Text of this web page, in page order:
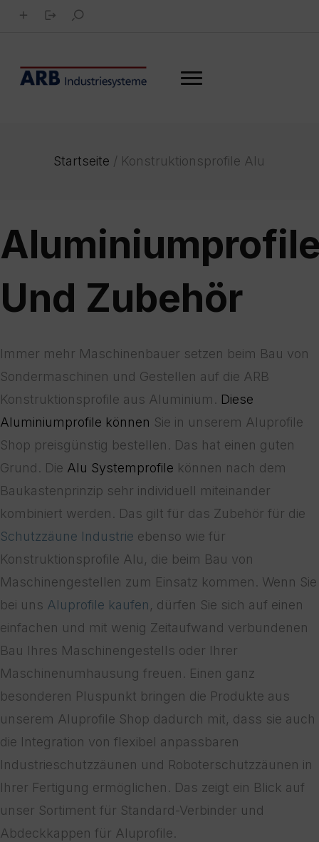
Startseite / Konstruktionsprofile Alu
Und Zubehör
Immer mehr Maschinenbauer setzen beim Bau von
Sondermaschinen und Gestellen auf die ARB
Konstruktionsprofile aus Aluminium. Diese
Aluminiumprofile können Sie in unserem Aluprofile
Shop preisgünstig bestellen. Das hat einen guten
Grund. Die Alu Systemprofile können nach dem
Baukastenprinzip sehr individuell miteinander
kombiniert werden. Das gilt für das Zubehör für die
Schutzzäune Industrie ebenso wie für
Konstruktionsprofile Alu, die beim Bau von
Maschinengestellen zum Einsatz kommen. Wenn Sie
bei uns Aluprofile kaufen, dürfen Sie sich auf einen
einfachen und mit wenig Zeitaufwand verbundenen
Bau Ihres Maschinengestells oder Ihrer
Maschinenumhausung freuen. Einen ganz
besonderen Pluspunkt bringen die Produkte aus
unserem Aluprofile Shop dadurch mit, dass sie auch
die Integration von flexibel anpassbaren
Industrieschutzzäunen und Roboterschutzzäunen in
Ihrer Fertigung ermöglichen. Das zeigt ein Blick auf
unser Sortiment für Standard-Verbinder und
Abdeckkappen für Aluprofile.